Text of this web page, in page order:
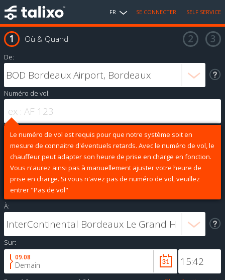
FR SE CONNECTER SELF SERVICE
Où & Quand
De:
Numéro de vol:
Le numéro de vol est requis pour que notre système soit en
mesure de connaitre d'éventuels retards. Avec le numéro de vol, le
chauffeur peut adapter son heure de prise en charge en fonction.
Vous n'aurez ainsi pas à manuellement ajuster votre heure de
prise en charge. Si vous n'avez pas de numéro de vol, veuillez
entrer "Pas de vol"
À:
Sur:
09.08
Demain